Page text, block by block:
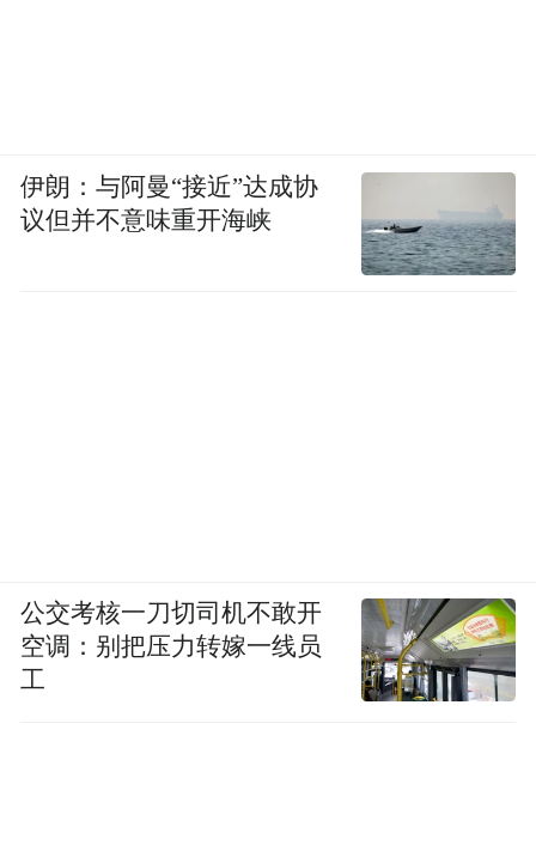
伊朗：与阿曼“接近”达成协
议但并不意味重开海峡
公交考核一刀切司机不敢开
空调：别把压力转嫁一线员
工